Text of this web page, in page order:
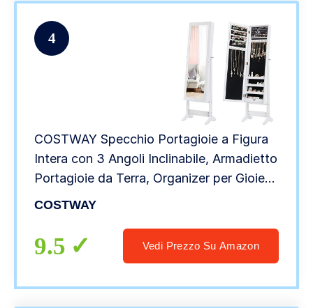
4
COSTWAY Specchio Portagioie a Figura
Intera con 3 Angoli Inclinabile, Armadietto
Portagioie da Terra, Organizer per Gioie
Camera da Letto, Regali per Lei (Bianco)
COSTWAY
9.5 Vedi Prezzo Su Amazon